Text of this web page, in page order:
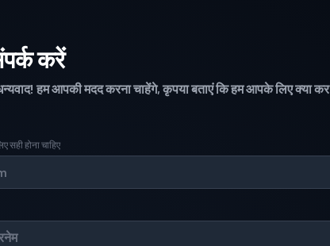
करें
हम आपकी मदद करना चाहेंगे, कृपया बताएं कि हम आपके लिए क्या कर
सही होना चाहिए